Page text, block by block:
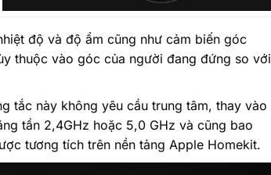
độ và độ ẩm cũng như cảm biến góc
thuộc vào góc của người đang đứng so với
tắc này không yêu cầu trung tâm, thay vào
tần 2,4GHz hoặc 5,0 GHz và cũng bao
tương tích trên nền tảng Apple Homekit.